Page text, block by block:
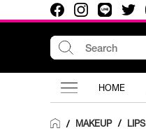
HOME
/ MAKEUP / LIPS